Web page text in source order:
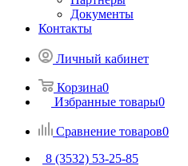
Документы
Контакты
Личный кабинет
Корзина0
Избранные товары0
Сравнение товаров0
8 (3532) 53-25-85